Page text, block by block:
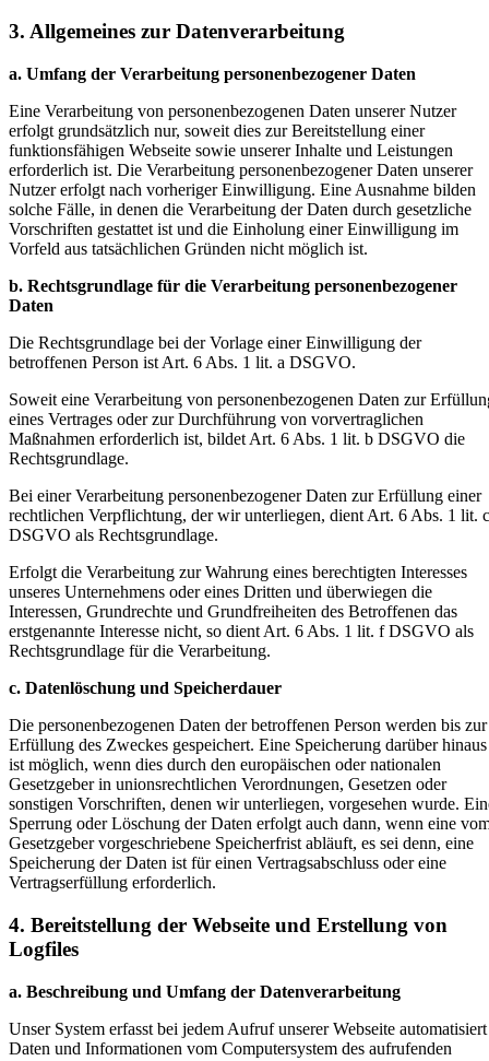
3. Allgemeines zur Datenverarbeitung
a. Umfang der Verarbeitung personenbezogener Daten
Eine Verarbeitung von personenbezogenen Daten unserer Nutzer
erfolgt grundsätzlich nur, soweit dies zur Bereitstellung einer
funktionsfähigen Webseite sowie unserer Inhalte und Leistungen
erforderlich ist. Die Verarbeitung personenbezogener Daten unserer
Nutzer erfolgt nach vorheriger Einwilligung. Eine Ausnahme bilden
solche Fälle, in denen die Verarbeitung der Daten durch gesetzliche
Vorschriften gestattet ist und die Einholung einer Einwilligung im
Vorfeld aus tatsächlichen Gründen nicht möglich ist.
b. Rechtsgrundlage für die Verarbeitung personenbezogener
Daten
Die Rechtsgrundlage bei der Vorlage einer Einwilligung der
betroffenen Person ist Art. 6 Abs. 1 lit. a DSGVO.
Soweit eine Verarbeitung von personenbezogenen Daten zur
eines Vertrages oder zur Durchführung von vorvertraglichen
Maßnahmen erforderlich ist, bildet Art. 6 Abs. 1 lit. b DSGVO die
Rechtsgrundlage.
Bei einer Verarbeitung personenbezogener Daten zur Erfüllung einer
rechtlichen Verpflichtung, der wir unterliegen, dient Art. 6 Abs. 1 lit. c
DSGVO als Rechtsgrundlage.
Erfolgt die Verarbeitung zur Wahrung eines berechtigten Interesses
unseres Unternehmens oder eines Dritten und überwiegen die
Interessen, Grundrechte und Grundfreiheiten des Betroffenen das
erstgenannte Interesse nicht, so dient Art. 6 Abs. 1 lit. f DSGVO als
Rechtsgrundlage für die Verarbeitung.
c. Datenlöschung und Speicherdauer
Die personenbezogenen Daten der betroffenen Person werden bis zur
Erfüllung des Zweckes gespeichert. Eine Speicherung darüber hinaus
ist möglich, wenn dies durch den europäischen oder nationalen
Gesetzgeber in unionsrechtlichen Verordnungen, Gesetzen oder
sonstigen Vorschriften, denen wir unterliegen, vorgesehen wurde.
Sperrung oder Löschung der Daten erfolgt auch dann, wenn eine
Gesetzgeber vorgeschriebene Speicherfrist abläuft, es sei denn, eine
Speicherung der Daten ist für einen Vertragsabschluss oder eine
Vertragserfüllung erforderlich.
4. Bereitstellung der Webseite und Erstellung von
Logfiles
a. Beschreibung und Umfang der Datenverarbeitung
Unser System erfasst bei jedem Aufruf unserer Webseite automatisiert
Daten und Informationen vom Computersystem des aufrufenden